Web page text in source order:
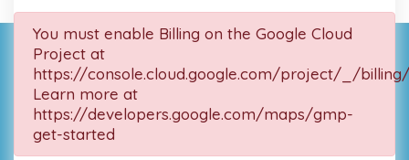
You must enable Billing on the Google Cloud
Project at
https://console.cloud.google.com/project/_/
Learn more at
https://developers.google.com/maps/gmp-
get-started